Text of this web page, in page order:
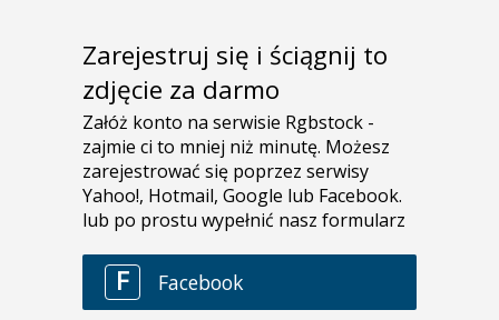
Zarejestruj się i ściągnij to
zdjęcie za darmo